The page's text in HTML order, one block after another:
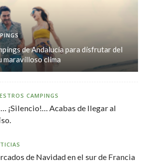
de Andalucía para disfrutar del
maravilloso clima
CAMPINGS
¡Silencio!… Acabas de llegar al
de Navidad en el sur de Francia